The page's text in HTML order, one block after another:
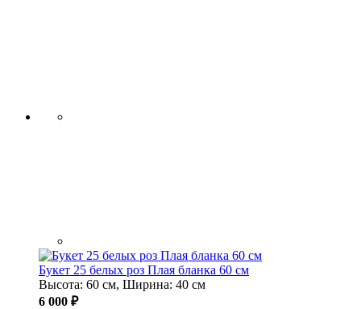
Букет 25 белых роз Плая бланка 60 см
Высота: 60 см, Ширина: 40 см
6 000 ₽